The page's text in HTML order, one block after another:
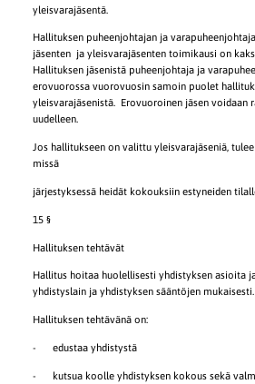
yleisvarajäsentä.
Hallituksen puheenjohtajan ja
jäsenten ja yleisvarajäsenten toimikausi on
Hallituksen jäsenistä puheenjohtaja ja
erovuorossa vuorovuosin samoin puolet
yleisvarajäsenistä. Erovuoroinen jäsen voidaan
uudelleen.
Jos hallitukseen on valittu yleisvarajäseniä,
missä
järjestyksessä heidät kokouksiin estyneiden
15 §
Hallituksen tehtävät
Hallitus hoitaa huolellisesti yhdistyksen asioita
yhdistyslain ja yhdistyksen sääntöjen mukaisesti.
Hallituksen tehtävänä on:
- edustaa yhdistystä
- kutsua koolle yhdistyksen kokous sekä